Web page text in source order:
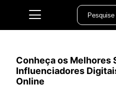
Conheça os Melhores
Influenciadores
Online